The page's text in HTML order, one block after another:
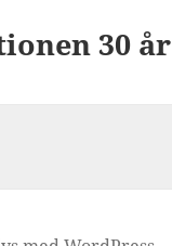
30 år